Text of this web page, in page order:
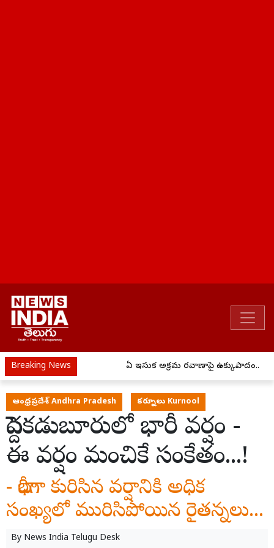
Breaking News ఏపీ ఇసుక అక్రమ రవాణాపై ఉక్కుపాదం..
ఆంధ్రప్రదేశ్ Andhra Pradesh కర్నూలు Kurnool
పెద్దకడుబూరులో భారీ వర్షం -
ఈ వర్షం మంచికే సంకేతం...!
- భారీగా కురిసిన వర్షానికి అధిక
సంఖ్యలో మురిసిపోయిన రైతన్నలు...
By News India Telugu Desk